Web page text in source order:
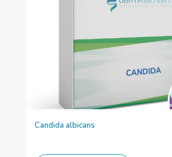
Candida albicans